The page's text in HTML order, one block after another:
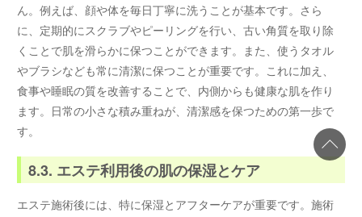
ん。例えば、顔や体を毎日丁寧に洗うことが基本です。さら
に、定期的にスクラブやピーリングを行い、古い角質を取り除
くことで肌を滑らかに保つことができます。また、使うタオル
やブラシなども常に清潔に保つことが重要です。これに加え、
食事や睡眠の質を改善することで、内側からも健康な肌を作り
ます。日常の小さな積み重ねが、清潔感を保つための第一歩で
す。
8.3. エステ利用後の肌の保湿とケア
エステ施術後には、特に保湿とアフターケアが重要です。施術